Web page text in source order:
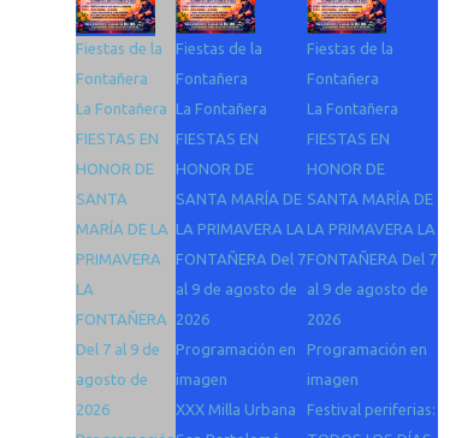
Fiestas de la
Fontañera
La Fontañera
FIESTAS EN
HONOR DE
SANTA
MARÍA DE LA
PRIMAVERA
LA
FONTAÑERA
Del 7 al 9 de
agosto de
2026
Fiestas de la
Fontañera
La Fontañera
FIESTAS EN
HONOR DE
SANTA MARÍA DE
LA PRIMAVERA LA
FONTAÑERA Del 7
al 9 de agosto de
2026
Programación en
imagen
XXX Milla Urbana
Fiestas de la
Fontañera
La Fontañera
FIESTAS EN
HONOR DE
SANTA MARÍA DE
LA PRIMAVERA LA
FONTAÑERA Del 7
al 9 de agosto de
2026
Programación en
imagen
Festival periferias: